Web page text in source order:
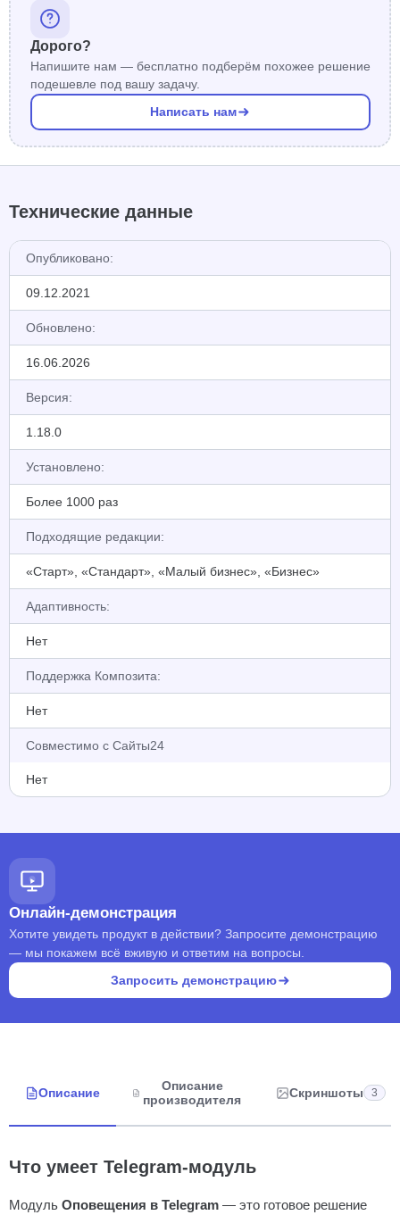
Дорого?
Напишите нам — бесплатно подберём похожее решение
подешевле под вашу задачу.
Написать нам
Технические данные
Опубликовано:
09.12.2021
Обновлено:
16.06.2026
Версия:
1.18.0
Установлено:
Более 1000 раз
Подходящие редакции:
«Старт», «Стандарт», «Малый бизнес», «Бизнес»
Адаптивность:
Нет
Поддержка Композита:
Нет
Совместимо с Сайты24
Нет
Онлайн-демонстрация
Хотите увидеть продукт в действии? Запросите демонстрацию
— мы покажем всё вживую и ответим на вопросы.
Запросить демонстрацию
Описание
Описание
производителя
Скриншоты 3
Что умеет Telegram-модуль
Модуль Оповещения в Telegram — это готовое решение